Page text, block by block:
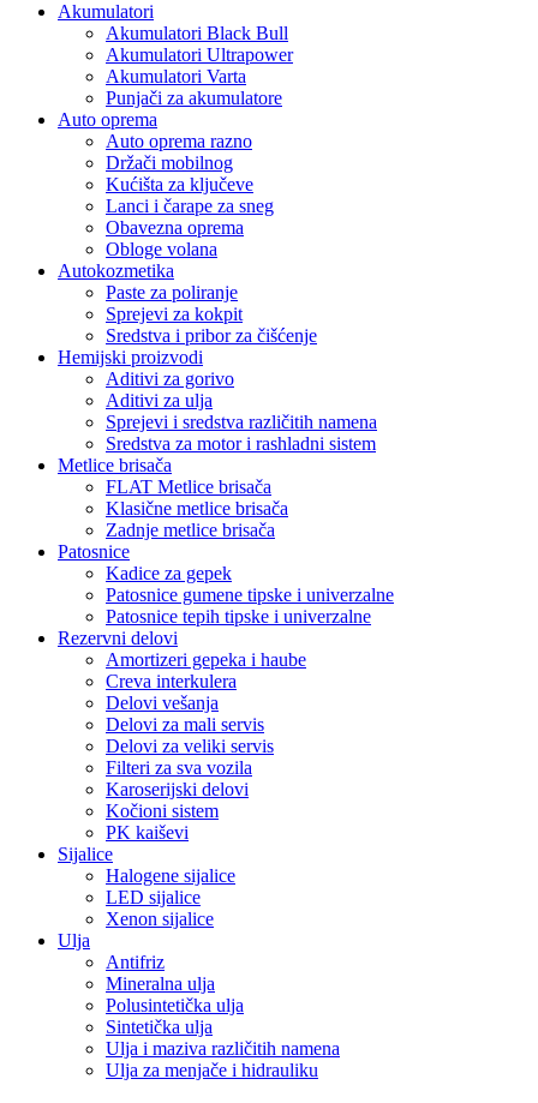
Akumulatori
Akumulatori Black Bull
Akumulatori Ultrapower
Akumulatori Varta
Punjači za akumulatore
Auto oprema
Auto oprema razno
Držači mobilnog
Kućišta za ključeve
Lanci i čarape za sneg
Obavezna oprema
Obloge volana
Autokozmetika
Paste za poliranje
Sprejevi za kokpit
Sredstva i pribor za čišćenje
Hemijski proizvodi
Aditivi za gorivo
Aditivi za ulja
Sprejevi i sredstva različitih namena
Sredstva za motor i rashladni sistem
Metlice brisača
FLAT Metlice brisača
Klasične metlice brisača
Zadnje metlice brisača
Patosnice
Kadice za gepek
Patosnice gumene tipske i univerzalne
Patosnice tepih tipske i univerzalne
Rezervni delovi
Amortizeri gepeka i haube
Creva interkulera
Delovi vešanja
Delovi za mali servis
Delovi za veliki servis
Filteri za sva vozila
Karoserijski delovi
Kočioni sistem
PK kaiševi
Sijalice
Halogene sijalice
LED sijalice
Xenon sijalice
Ulja
Antifriz
Mineralna ulja
Polusintetička ulja
Sintetička ulja
Ulja i maziva različitih namena
Ulja za menjače i hidrauliku